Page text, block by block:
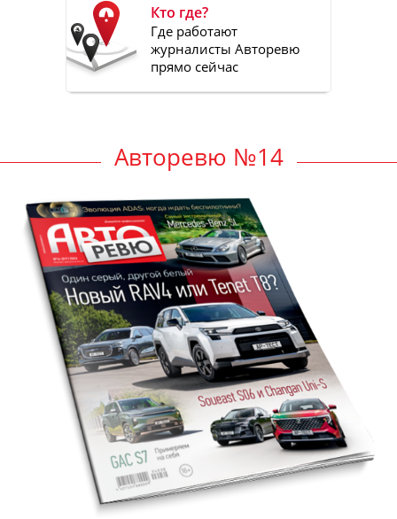
Кто где?
Где работают
журналисты Авторевю
прямо сейчас
Авторевю №14